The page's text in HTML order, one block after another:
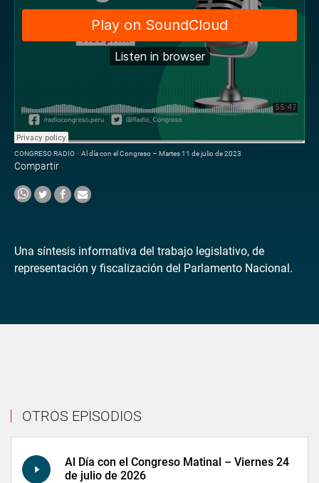
CONGRESO RADIO · Al día con el Congreso – Martes 11 de julio de 2023
Compartir
Una síntesis informativa del trabajo legislativo, de
representación y fiscalización del Parlamento Nacional.
OTROS EPISODIOS
Al Día con el Congreso Matinal – Viernes 24
de julio de 2026